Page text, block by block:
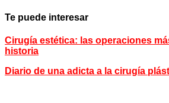
Te puede interesar
Cirugía estética: las operaciones
historia
Diario de una adicta a la cirugía